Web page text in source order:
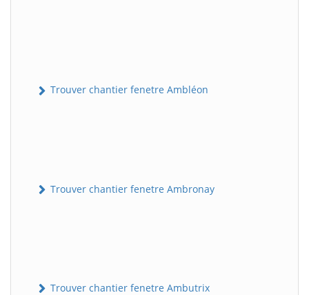
Trouver chantier fenetre Ambléon
Trouver chantier fenetre Ambronay
Trouver chantier fenetre Ambutrix